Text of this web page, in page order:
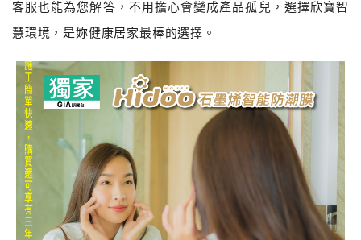
客服也能為您解答，不用擔心會變成產品孤兒，選擇欣寶智
慧環境，是妳健康居家最棒的選擇。